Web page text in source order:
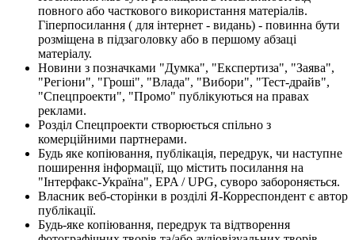
повного або часткового використання матеріалів.
Гіперпосилання ( для інтернет - видань) - повинна бути
розміщена в підзаголовку або в першому абзаці
матеріалу.
Новини з позначками "Думка", "Експертиза", "Заява",
"Регіони", "Гроші", "Влада", "Вибори", "Тест-драйв",
"Спецпроекти", "Промо" публікуються на правах
реклами.
Розділ Спецпроекти створюється спільно з
комерційними партнерами.
Будь яке копіювання, публікація, передрук, чи наступне
поширення інформації, що містить посилання на
"Інтерфакс-Україна", EPA / UPG, суворо забороняється.
Власник веб-сторінки в розділі Я-Корреспондент є автор
публікації.
Будь-яке копіювання, передрук та відтворення